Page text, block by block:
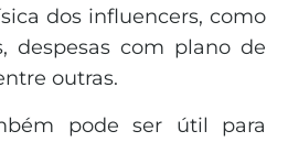
dos influencers, como
despesas com plano de
outras.
pode ser útil para